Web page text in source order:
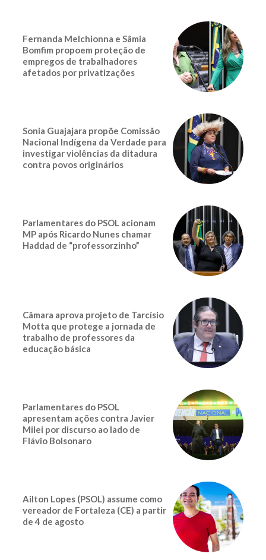
Fernanda Melchionna e Sâmia
Bomfim propoem proteção de
empregos de trabalhadores
afetados por privatizações
Sonia Guajajara propõe Comissão
Nacional Indígena da Verdade para
investigar violências da ditadura
contra povos originários
Parlamentares do PSOL acionam
MP após Ricardo Nunes chamar
Haddad de “professorzinho”
Câmara aprova projeto de Tarcísio
Motta que protege a jornada de
trabalho de professores da
educação básica
Parlamentares do PSOL
apresentam ações contra Javier
Milei por discurso ao lado de
Flávio Bolsonaro
Ailton Lopes (PSOL) assume como
vereador de Fortaleza (CE) a partir
de 4 de agosto